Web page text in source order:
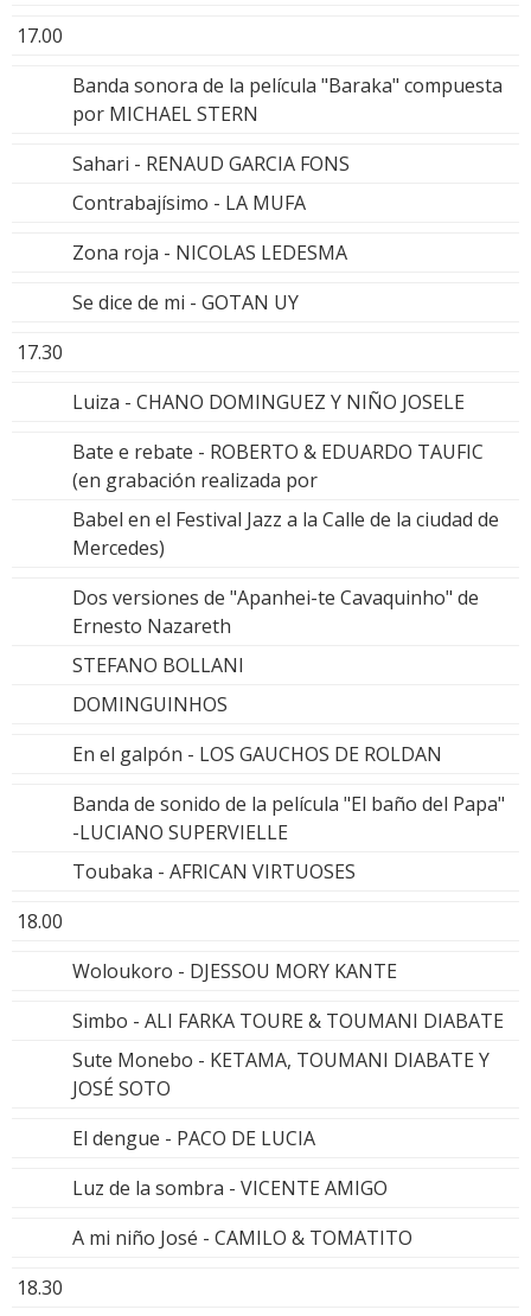
17.00
Banda sonora de la película "Baraka" compuesta
por MICHAEL STERN
Sahari - RENAUD GARCIA FONS
Contrabajísimo - LA MUFA
Zona roja - NICOLAS LEDESMA
Se dice de mi - GOTAN UY
17.30
Luiza - CHANO DOMINGUEZ Y NIÑO JOSELE
Bate e rebate - ROBERTO & EDUARDO TAUFIC
(en grabación realizada por
Babel en el Festival Jazz a la Calle de la ciudad de
Mercedes)
Dos versiones de "Apanhei-te Cavaquinho" de
Ernesto Nazareth
STEFANO BOLLANI
DOMINGUINHOS
En el galpón - LOS GAUCHOS DE ROLDAN
Banda de sonido de la película "El baño del Papa"
-LUCIANO SUPERVIELLE
Toubaka - AFRICAN VIRTUOSES
18.00
Woloukoro - DJESSOU MORY KANTE
Simbo - ALI FARKA TOURE & TOUMANI DIABATE
Sute Monebo - KETAMA, TOUMANI DIABATE Y
JOSÉ SOTO
El dengue - PACO DE LUCIA
Luz de la sombra - VICENTE AMIGO
A mi niño José - CAMILO & TOMATITO
18.30